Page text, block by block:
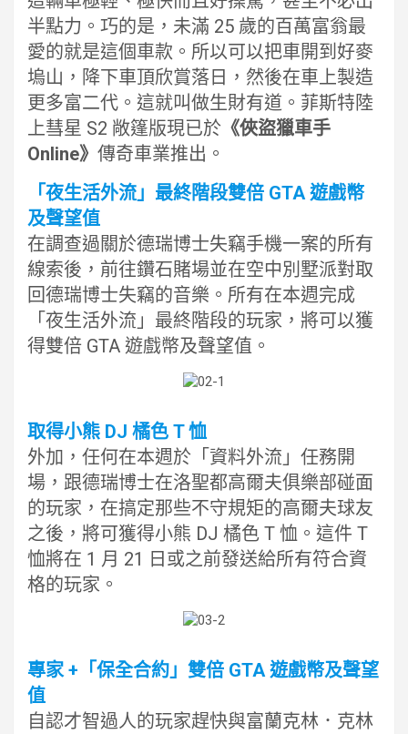
半點力。巧的是，未滿 25 歲的百萬富翁最
愛的就是這個車款。所以可以把車開到好麥
塢山，降下車頂欣賞落日，然後在車上製造
更多富二代。這就叫做生財有道。菲斯特陸
上彗星 S2 敞篷版現已於 《俠盜獵車手
Online》 傳奇車業推出。
「夜生活外流」最終階段雙倍 GTA 遊戲幣
及聲望值
在調查過關於德瑞博士失竊手機一案的所有
線索後，前往鑽石賭場並在空中別墅派對取
回德瑞博士失竊的音樂。所有在本週完成
「夜生活外流」最終階段的玩家，將可以獲
得雙倍 GTA 遊戲幣及聲望值。
取得小熊 DJ 橘色 T 恤
外加，任何在本週於「資料外流」任務開
場，跟德瑞博士在洛聖都高爾夫俱樂部碰面
的玩家，在搞定那些不守規矩的高爾夫球友
之後，將可獲得小熊 DJ 橘色 T 恤。這件 T
恤將在 1 月 21 日或之前發送給所有符合資
格的玩家。
專家 +「保全合約」雙倍 GTA 遊戲幣及聲望
值
自認才智過人的玩家趕快與富蘭克林．克林